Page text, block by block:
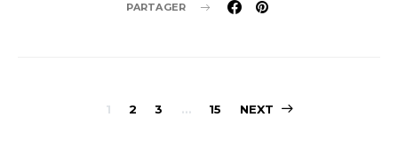
PARTAGER
Pagination
1 2 3 … 15 NEXT